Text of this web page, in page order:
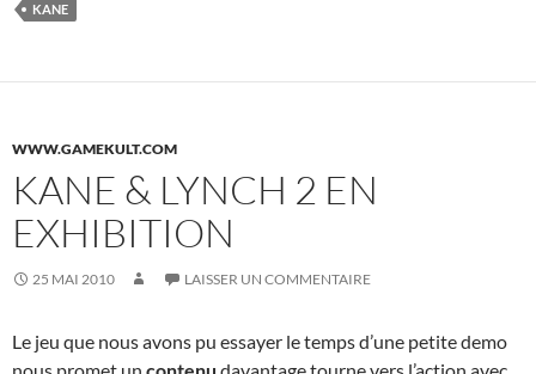
KANE
WWW.GAMEKULT.COM
KANE & LYNCH 2 EN
EXHIBITION
25 MAI 2010 LAISSER UN COMMENTAIRE
Le jeu que nous avons pu essayer le temps d’une petite demo